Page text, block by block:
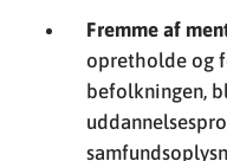
Fremme af
opretholde og
befolkningen,